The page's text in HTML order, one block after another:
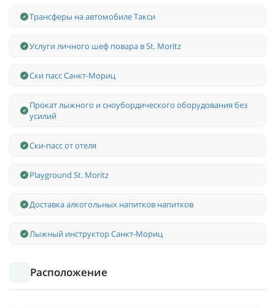
Трансферы на автомобиле Такси
Услуги личного шеф повара в St. Moritz
Ски пасс Санкт-Мориц
Прокат лыжного и сноубордического оборудования без
усилий
Ски-пасс от отеля
Playground St. Moritz
Доставка алкогольных напитков напитков
Лыжный инструктор Санкт-Мориц
Расположение